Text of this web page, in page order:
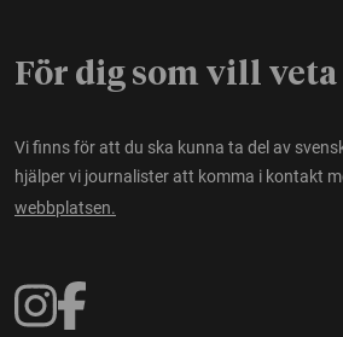
För dig som vill veta
Vi finns för att du ska kunna ta del av
hjälper vi journalister att komma i kontakt
webbplatsen.